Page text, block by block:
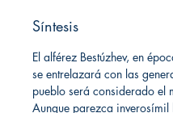
Síntesis
El alférez Bestúzhev, en
se entrelazará con las
pueblo será considerado el
Aunque parezca inverosímil